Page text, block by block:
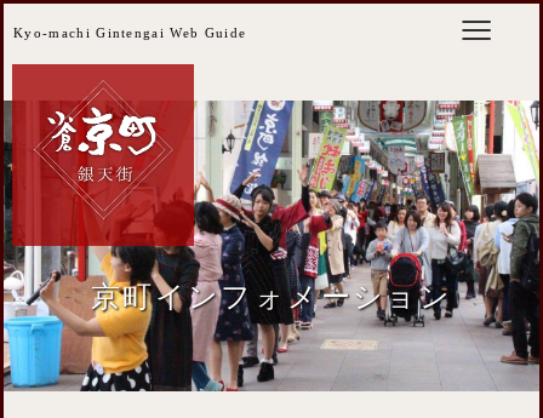
Kyo-machi Gintengai Web Guide
京町インフォメーション